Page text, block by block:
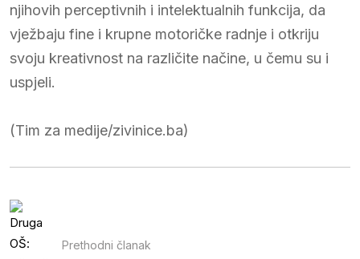
njihovih perceptivnih i intelektualnih funkcija, da
vježbaju fine i krupne motoričke radnje i otkriju
svoju kreativnost na različite načine, u čemu su i
uspjeli.
(Tim za medije/zivinice.ba)
Prethodni članak